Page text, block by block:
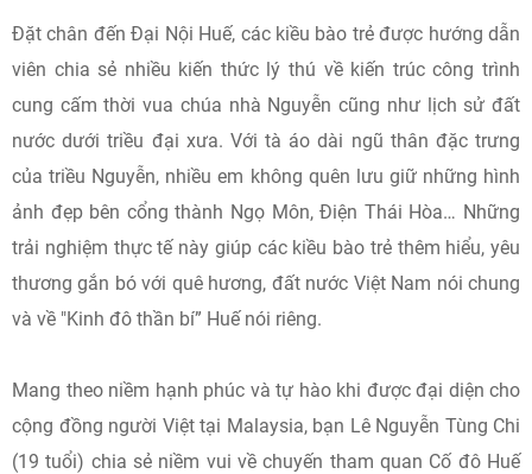
Đặt chân đến Đại Nội Huế, các kiều bào trẻ được hướng dẫn
viên chia sẻ nhiều kiến thức lý thú về kiến trúc công trình
cung cấm thời vua chúa nhà Nguyễn cũng như lịch sử đất
nước dưới triều đại xưa. Với tà áo dài ngũ thân đặc trưng
của triều Nguyễn, nhiều em không quên lưu giữ những hình
ảnh đẹp bên cổng thành Ngọ Môn, Điện Thái Hòa… Những
trải nghiệm thực tế này giúp các kiều bào trẻ thêm hiểu, yêu
thương gắn bó với quê hương, đất nước Việt Nam nói chung
và về "Kinh đô thần bí” Huế nói riêng.
Mang theo niềm hạnh phúc và tự hào khi được đại diện cho
cộng đồng người Việt tại Malaysia, bạn Lê Nguyễn Tùng Chi
(19 tuổi) chia sẻ niềm vui về chuyến tham quan Cố đô Huế